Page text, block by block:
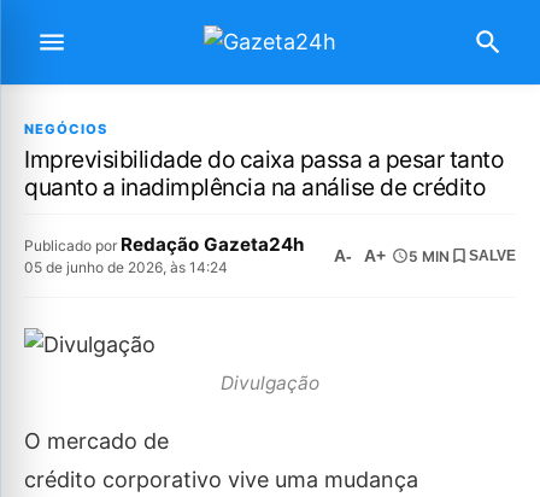
NEGÓCIOS
Imprevisibilidade do caixa passa a pesar tanto
quanto a inadimplência na análise de crédito
Publicado por Redação Gazeta24h
05 de junho de 2026, às 14:24
A- A+ 5 MIN SALVE
Divulgação
O mercado de
crédito corporativo vive uma mudança